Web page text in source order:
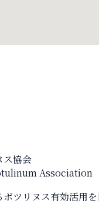
ス協会
Association
ツリヌス有効活用